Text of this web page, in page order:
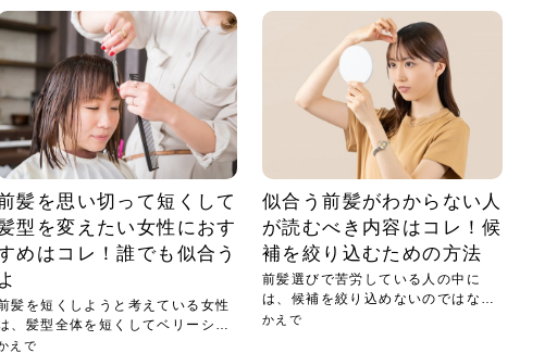
リートメントの付け方で仕上がりは
きく変わります。今回は、毛先中心
塗り...
ガネ
新生活シーズン、朝の身支度を少しで
も短くしたい人は多いはず。じつは寝
癖は、...
かえで
もっと見る
春のトレンドカラーは明るめのく
みカラーです。ただし、髪がすでに
...
くら
職場で浮かない落ち着いたトーンにし
たいけれど、どこか垢抜けた印象にし
たいと...
さくら
もっと見る
年のショートウルフは、ナチュラ
でエアリーな仕上がりが今っぽい正
...
えで
2026年はレイヤーカットを使った髪型
のトレンドと重なり、ルーズウェーブ
かえで
もっと見る
ばらく美容室に行けていないし、そ
そろ髪型を変えて気分転換したいと
って...
ガネ
美容室を倒産する数が増えているとい
うニュースがありました。もともと美
容室の...
かえで
もっと見る
行を促進し、リラックス効果や美髪
果が...
ろめ
毎日のちょっとした習慣で小顔は作れ
る！頭のこりをほぐしてフェイスライ
ンのリ...
chicca
もっと見る
をきれいに育てるには高価なアイテ
を増やす前に、洗い方や乾かし方、
皮の...
くら
目元の印象を左右するのは目そのもの
ではなく、頭皮の状態かもしれませ
ん。以下...
メガネ
もっと見る
キンケアで人気の発酵成分が、シャ
プーにも広がっています。無印良品
どの...
くら
ヘアアイロンを使うのが苦手、火傷が
怖いと感じている方はいないでしょう
か？そ...
さくら
もっと見る
たくさんのコスメを持っているの
、実際に使っているのはいつも同じ
のばか...
おい
メイクをしている時間も、スキンケア
の時間に変えるという発想から生まれ
たのが...
あかり
もっと見る
ェイスラインをすっきりさせたいと
うお悩みを抱えている方はいないで
ょう...
かり
サロンのメニューを見ていると、「リ
ンパマッサージ」の他に「経絡マッサ
ージ」...
あかり
もっと見る
の産毛をカミソリで剃って、毛抜き
抜くなど、日々の自己処理を手間に
じて...
おい
「ムダ毛が気になる」とお子さんが悩
んでいる姿を見て、エステ脱毛を検討
し始め...
あおい
もっと見る
近、なんとなく運気が停滞している
がすると悩んでいないでしょうか？
つは...
おい
SNSや雑誌で見かけた素敵なネイルデ
ザインを、いざ自分の爪に試してみた
もっと見る
種類の見分け方＆自宅で
きる...
と鏡を見て、急に小じわが増えたと
ち込んでいないでしょうか？じつは
の原...
おい
良い？その違いは？PDRN
ルルルン ハイドラシリーズを使いたい
けれど、種類が多くてどれを選べばい
いか...
もっと見る
。オールハンドエステの
力と、...
身エステと一言で言っても、最新の
器を使ったものから、昔ながらの手
によ...
かり
しませんか？失敗する人の
共通点...
医師の管理のもと、科学的根拠に基づ
いて行う「医療ダイエット」は、自己
流のダ...
もっと見る
髪を思い切って短くして
型を変えたい女性におす
めはコレ！誰でも似合う
よ
髪を短くしようと考えている女性
、髪型全体を短くしてベリーショ
ト...
えで
似合う前髪がわからない人
が読むべき内容はコレ！候
補を絞り込むための方法
前髪選びで苦労している人の中に
は、候補を絞り込めないのではない
でしょ...
かえで